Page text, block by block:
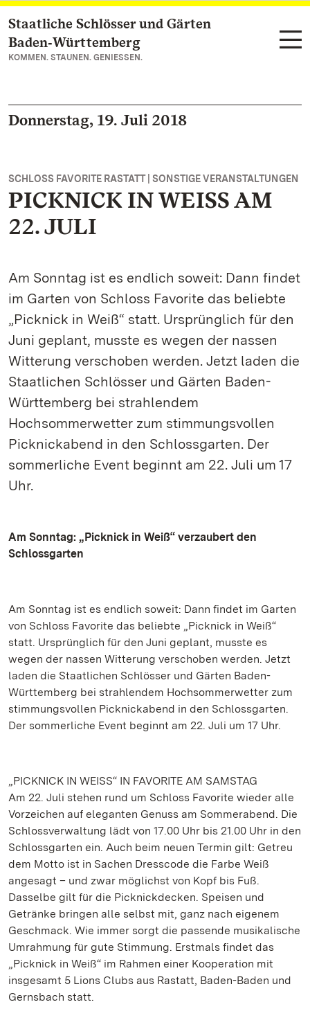
Zum Hauptinhalt springen
Staatliche Schlösser und Gärten
Baden‑Württemberg
KOMMEN. STAUNEN. GENIESSEN.
Donnerstag, 19. Juli 2018
SCHLOSS FAVORITE RASTATT | SONSTIGE VERANSTALTUNGEN
PICKNICK IN WEISS AM
22. JULI
Am Sonntag ist es endlich soweit: Dann findet
im Garten von Schloss Favorite das beliebte
„Picknick in Weiß“ statt. Ursprünglich für den
Juni geplant, musste es wegen der nassen
Witterung verschoben werden. Jetzt laden die
Staatlichen Schlösser und Gärten Baden-
Württemberg bei strahlendem
Hochsommerwetter zum stimmungsvollen
Picknickabend in den Schlossgarten. Der
sommerliche Event beginnt am 22. Juli um 17
Uhr.
Am Sonntag: „Picknick in Weiß“ verzaubert den
Schlossgarten
Am Sonntag ist es endlich soweit: Dann findet im Garten
von Schloss Favorite das beliebte „Picknick in Weiß“
statt. Ursprünglich für den Juni geplant, musste es
wegen der nassen Witterung verschoben werden. Jetzt
laden die Staatlichen Schlösser und Gärten Baden-
Württemberg bei strahlendem Hochsommerwetter zum
stimmungsvollen Picknickabend in den Schlossgarten.
Der sommerliche Event beginnt am 22. Juli um 17 Uhr.
„PICKNICK IN WEISS“ IN FAVORITE AM SAMSTAG
Am 22. Juli stehen rund um Schloss Favorite wieder alle
Vorzeichen auf eleganten Genuss am Sommerabend. Die
Schlossverwaltung lädt von 17.00 Uhr bis 21.00 Uhr in den
Schlossgarten ein. Auch beim neuen Termin gilt: Getreu
dem Motto ist in Sachen Dresscode die Farbe Weiß
angesagt – und zwar möglichst von Kopf bis Fuß.
Dasselbe gilt für die Picknickdecken. Speisen und
Getränke bringen alle selbst mit, ganz nach eigenem
Geschmack. Wie immer sorgt die passende musikalische
Umrahmung für gute Stimmung. Erstmals findet das
„Picknick in Weiß“ im Rahmen einer Kooperation mit
insgesamt 5 Lions Clubs aus Rastatt, Baden-Baden und
Gernsbach statt.